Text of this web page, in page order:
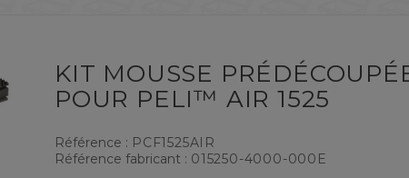
KIT MOUSSE
POUR PELI™ AIR 1525
Référence : PCF1525AIR
Référence fabricant : 015250-4000-000E